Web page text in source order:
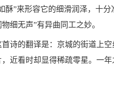
酥”来形容它的细滑润泽，十
细无声”有异曲同工之妙。
的翻译是：京城的街道上空
近看时却显得稀疏零星。一